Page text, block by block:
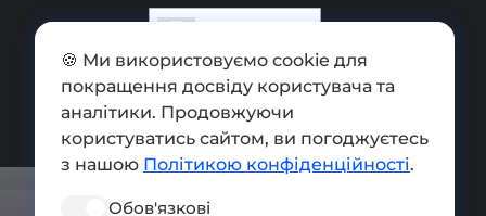
Додати обмінник
Мапа сайту
Press kit
Умови використання
🍪 Ми використовуємо cookie для
покращення досвіду користувача та
аналітики. Продовжуючи
користуватись сайтом, ви погоджуєтесь
з нашою Політикою конфіденційності.
Обов'язкові